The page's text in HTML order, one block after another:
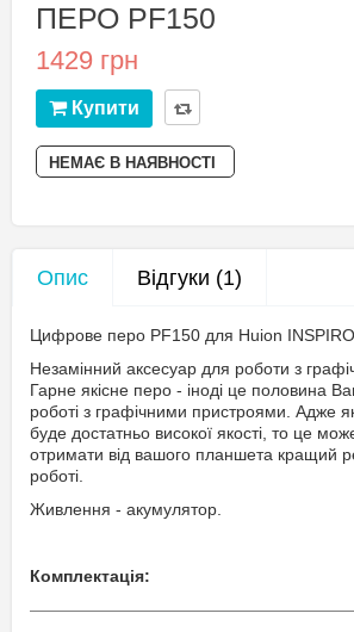
ПЕРО PF150
1429 грн
Купити
НЕМАЄ В НАЯВНОСТІ
Опис Відгуки (1)
Цифрове перо PF150 для Huion
Незамінний аксесуар для роботи з
Гарне якісне перо - іноді це половина
роботі з графічними пристроями. Адже
буде достатньо високої якості, то це
отримати від вашого планшета кращий
роботі.
Живлення - акумулятор.
Комплектація: